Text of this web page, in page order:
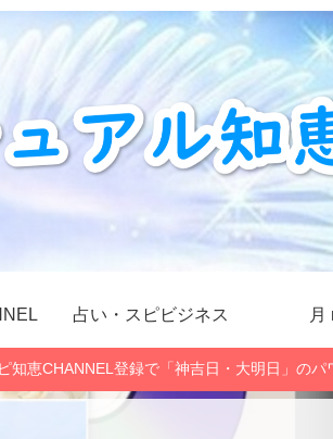
占い・スピビジネス 月
恵CHANNEL登録で「神吉日・大明日」のパ